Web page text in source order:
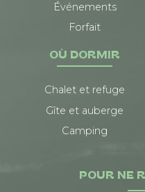
Événements
Forfait
OÙ DORMIR
Chalet et refuge
Gîte et auberge
Camping
POUR NE